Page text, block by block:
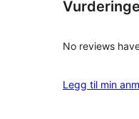
No reviews
Legg til min